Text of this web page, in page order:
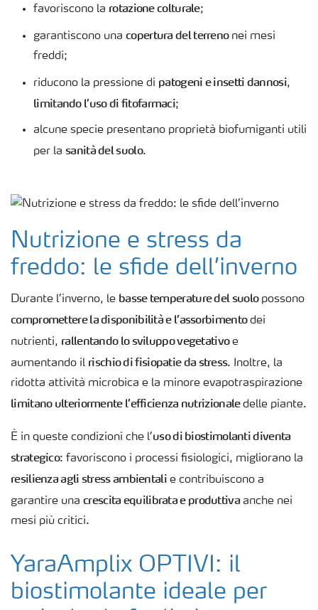
favoriscono la rotazione colturale;
garantiscono una copertura del terrenonei mesi
freddi;
riducono la pressione di patogeni e insetti dannosi,
limitando l’uso di fitofarmaci;
alcune specie presentano proprietà biofumiganti utili
per la sanità del suolo.
Nutrizione e stress da
freddo: le sfide dell’inverno
Durante l’inverno, le basse temperature del suolopossono
compromettere la disponibilità e l’assorbimentodei
nutrienti, rallentando lo sviluppo vegetativoe
aumentando il rischio di fisiopatie da stress. Inoltre, la
ridotta attività microbica e la minore evapotraspirazione
limitano ulteriormente l’efficienza nutrizionaledelle piante.
È in queste condizioni che l’uso di biostimolanti diventa
strategico: favoriscono i processi fisiologici, migliorano la
resilienza agli stress ambientalie contribuiscono a
garantire una crescita equilibrata e produttivaanche nei
mesi più critici.
YaraAmplix OPTIVI: il
biostimolante ideale per